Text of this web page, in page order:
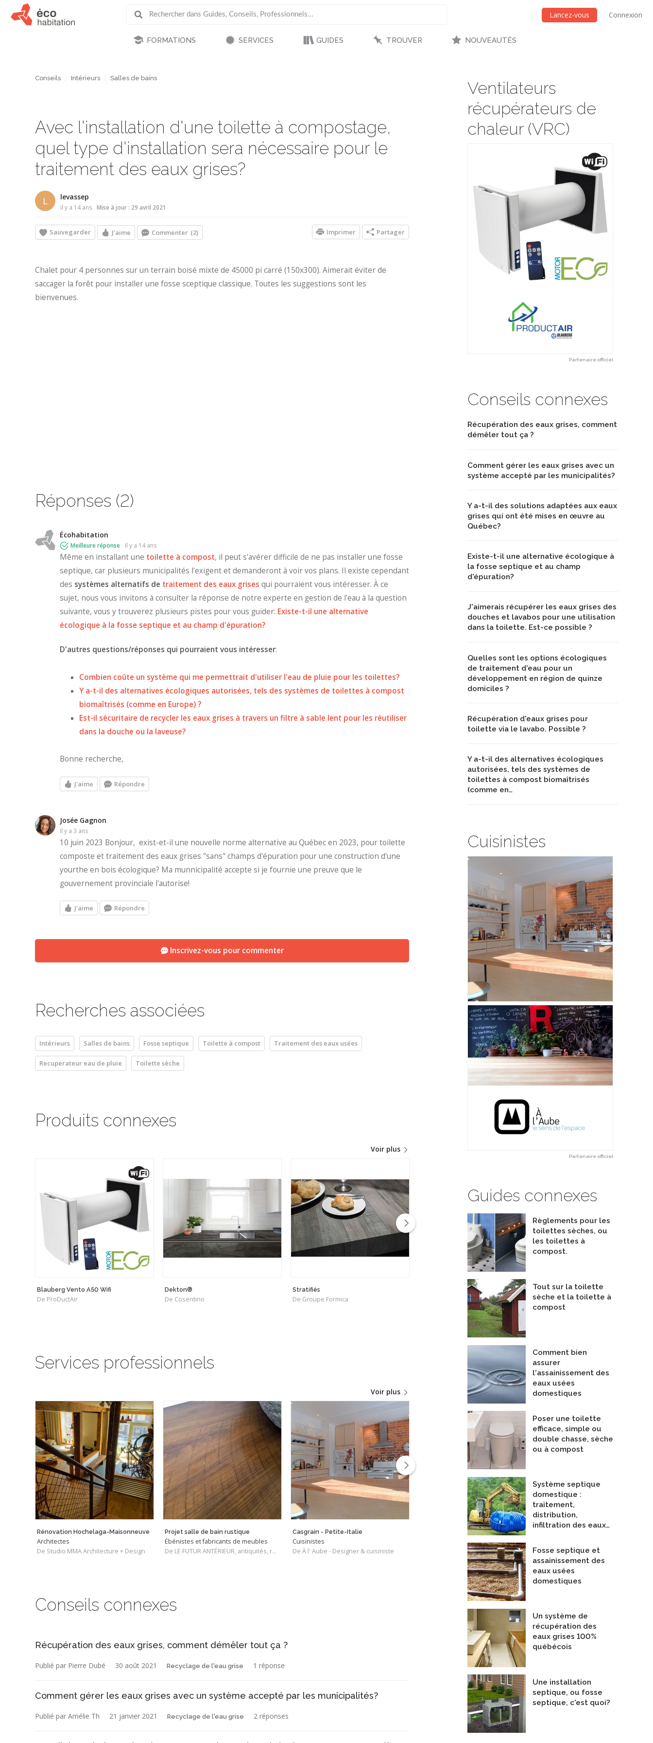
Lancez-vous Connexion
FORMATIONS SERVICES GUIDES TROUVER NOUVEAUTÉS
Ventilateurs
récupérateurs de
chaleur (VRC)
Partenaire officiel
Conseils connexes
Récupération des eaux grises, comment
démêler tout ça ?
Comment gérer les eaux grises avec un
système accepté par les municipalités?
Y a-t-il des solutions adaptées aux eaux
grises qui ont été mises en œuvre au
Québec?
Existe-t-il une alternative écologique à
la fosse septique et au champ
d'épuration?
J'aimerais récupérer les eaux grises des
douches et lavabos pour une utilisation
dans la toilette. Est-ce possible ?
Quelles sont les options écologiques
de traitement d'eau pour un
développement en région de quinze
domiciles ?
Récupération d'eaux grises pour
toilette via le lavabo. Possible ?
Y a-t-il des alternatives écologiques
autorisées, tels des systèmes de
toilettes à compost biomaîtrisés
(comme en…
Cuisinistes
Partenaire officiel
Guides connexes
Règlements pour les
toilettes sèches, ou
les toilettes à
compost.
Tout sur la toilette
sèche et la toilette à
compost
Comment bien
assurer
l'assainissement des
eaux usées
domestiques
Poser une toilette
efficace, simple ou
double chasse, sèche
ou à compost
Système septique
domestique :
traitement,
distribution,
infiltration des eaux…
Fosse septique et
assainissement des
eaux usées
domestiques
Un système de
récupération des
eaux grises 100%
québécois
Une installation
septique, ou fosse
septique, c'est quoi?
Conseils Intérieurs Salles de bains
Avec l'installation d'une toilette à compostage,
quel type d'installation sera nécessaire pour le
traitement des eaux grises?
L levassep
il y a 14 ans Mise à jour : 29 avril 2021
Sauvegarder J'aime Commenter (2) Partager
Imprimer
Chalet pour 4 personnes sur un terrain boisé mixte de 45000 pi carré (150x300). Aimerait éviter de
saccager la forêt pour installer une fosse sceptique classique. Toutes les suggestions sont les
bienvenues.
Réponses (2)
Écohabitation
Meilleure réponse il y a 14 ans
Même en installant une toilette à compost, il peut s'avérer difficile de ne pas installer une fosse
septique, car plusieurs municipalités l'exigent et demanderont à voir vos plans. Il existe cependant
des systèmes alternatifs de traitement des eaux grises qui pourraient vous intéresser. À ce
sujet, nous vous invitons à consulter la réponse de notre experte en gestion de l'eau à la question
suivante, vous y trouverez plusieurs pistes pour vous guider: Existe-t-il une alternative
écologique à la fosse septique et au champ d'épuration?
D'autres questions/réponses qui pourraient vous intéresser:
Combien coûte un système qui me permettrait d'utiliser l'eau de pluie pour les toilettes?
Y a-t-il des alternatives écologiques autorisées, tels des systèmes de toilettes à compost
biomaîtrisés (comme en Europe) ?
Est-il sécuritaire de recycler les eaux grises à travers un filtre à sable lent pour les réutiliser
dans la douche ou la laveuse?
Bonne recherche,
J'aime Répondre
Josée Gagnon
il y a 3 ans
10 juin 2023 Bonjour, exist-et-il une nouvelle norme alternative au Québec en 2023, pour toilette
composte et traitement des eaux grises "sans" champs d'épuration pour une construction d'une
yourthe en bois écologique? Ma munnicipalité accepte si je fournie une preuve que le
gouvernement provinciale l'autorise!
J'aime Répondre
Inscrivez-vous pour commenter
Recherches associées
Intérieurs Salles de bains Fosse septique Toilette à compost Traitement des eaux usées
Recuperateur eau de pluie Toilette sèche
Produits connexes
Voir plus
Blauberg Vento A50 Wifi
De ProDuctAir
Dekton®
De Cosentino
Stratifiés
De Groupe Formica
NEO 320
De Bidet Neo
Services professionnels
Voir plus
Rénovation Hochelaga-Maisonneuve
Architectes
De Studio MMA Architecture + Design
Projet salle de bain rustique
Ébénistes et fabricants de meubles
De LE FUTUR ANTÉRIEUR, antiquités, restauration
Casgrain - Petite-Italie
Cuisinistes
De À l' Aube - Designer & cuisiniste
Designers d'intérieur
De Carrière : Designer
De Maxime Poisson, ébéniste
Conseils connexes
Récupération des eaux grises, comment démêler tout ça ?
Publié par Pierre Dubé 30 août 2021 Recyclage de l'eau grise 1 réponse
Comment gérer les eaux grises avec un système accepté par les municipalités?
Publié par Amélie Th 21 janvier 2021 Recyclage de l'eau grise 2 réponses